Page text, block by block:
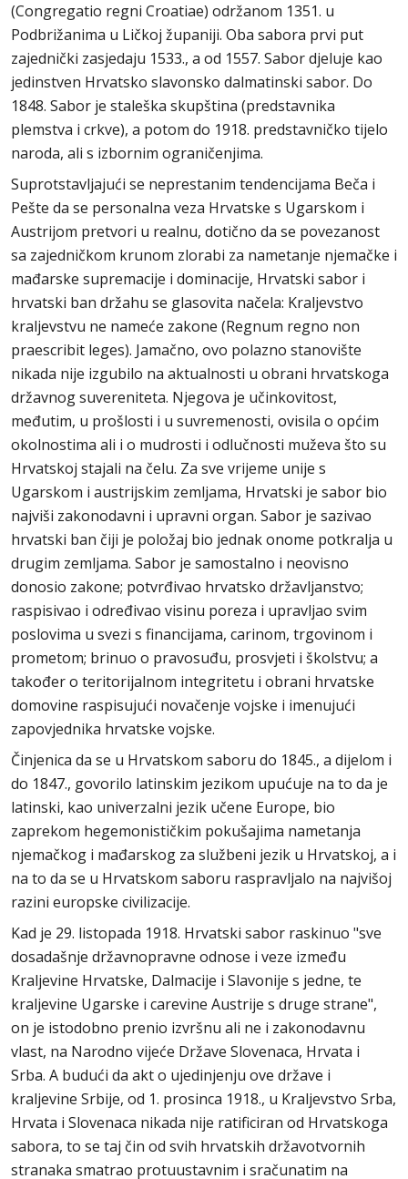
(Congregatio regni Croatiae) održanom 1351. u
Podbrižanima u Ličkoj županiji. Oba sabora prvi put
zajednički zasjedaju 1533., a od 1557. Sabor djeluje kao
jedinstven Hrvatsko slavonsko dalmatinski sabor. Do
1848. Sabor je staleška skupština (predstavnika
plemstva i crkve), a potom do 1918. predstavničko tijelo
naroda, ali s izbornim ograničenjima.
Suprotstavljajući se neprestanim tendencijama Beča i
Pešte da se personalna veza Hrvatske s Ugarskom i
Austrijom pretvori u realnu, dotično da se povezanost
sa zajedničkom krunom zlorabi za nametanje njemačke i
mađarske supremacije i dominacije, Hrvatski sabor i
hrvatski ban držahu se glasovita načela: Kraljevstvo
kraljevstvu ne nameće zakone (Regnum regno non
praescribit leges). Jamačno, ovo polazno stanovište
nikada nije izgubilo na aktualnosti u obrani hrvatskoga
državnog suvereniteta. Njegova je učinkovitost,
međutim, u prošlosti i u suvremenosti, ovisila o općim
okolnostima ali i o mudrosti i odlučnosti muževa što su
Hrvatskoj stajali na čelu. Za sve vrijeme unije s
Ugarskom i austrijskim zemljama, Hrvatski je sabor bio
najviši zakonodavni i upravni organ. Sabor je sazivao
hrvatski ban čiji je položaj bio jednak onome potkralja u
drugim zemljama. Sabor je samostalno i neovisno
donosio zakone; potvrđivao hrvatsko državljanstvo;
raspisivao i određivao visinu poreza i upravljao svim
poslovima u svezi s financijama, carinom, trgovinom i
prometom; brinuo o pravosuđu, prosvjeti i školstvu; a
također o teritorijalnom integritetu i obrani hrvatske
domovine raspisujući novačenje vojske i imenujući
zapovjednika hrvatske vojske.
Činjenica da se u Hrvatskom saboru do 1845., a dijelom i
do 1847., govorilo latinskim jezikom upućuje na to da je
latinski, kao univerzalni jezik učene Europe, bio
zaprekom hegemonističkim pokušajima nametanja
njemačkog i mađarskog za službeni jezik u Hrvatskoj, a i
na to da se u Hrvatskom saboru raspravljalo na najvišoj
razini europske civilizacije.
Kad je 29. listopada 1918. Hrvatski sabor raskinuo "sve
dosadašnje državnopravne odnose i veze između
Kraljevine Hrvatske, Dalmacije i Slavonije s jedne, te
kraljevine Ugarske i carevine Austrije s druge strane",
on je istodobno prenio izvršnu ali ne i zakonodavnu
vlast, na Narodno vijeće Države Slovenaca, Hrvata i
Srba. A budući da akt o ujedinjenju ove države i
kraljevine Srbije, od 1. prosinca 1918., u Kraljevstvo Srba,
Hrvata i Slovenaca nikada nije ratificiran od Hrvatskoga
sabora, to se taj čin od svih hrvatskih državotvornih
stranaka smatrao protuustavnim i sračunatim na